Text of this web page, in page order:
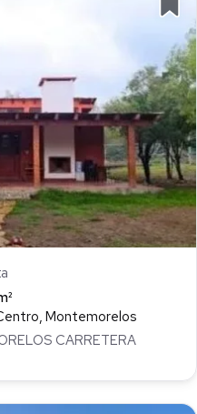
Montemorelos
CARRETERA